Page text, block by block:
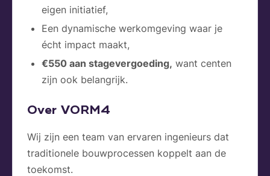
eigen initiatief,
Een dynamische werkomgeving waar je
écht impact maakt,
€550 aan stagevergoeding, want centen
zijn ook belangrijk.
Over VORM4
Wij zijn een team van ervaren ingenieurs dat
traditionele bouwprocessen koppelt aan de
toekomst.